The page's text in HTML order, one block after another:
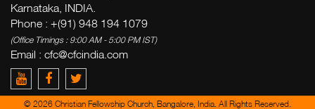
Karnataka, INDIA.
Phone : +(91) 948 194 1079
(Office Timings : 9:00 AM - 5:00 PM IST)
Email : cfc@cfcindia.com
© 2026 Christian Fellowship Church, Bangalore, India. All Rights Reserved.